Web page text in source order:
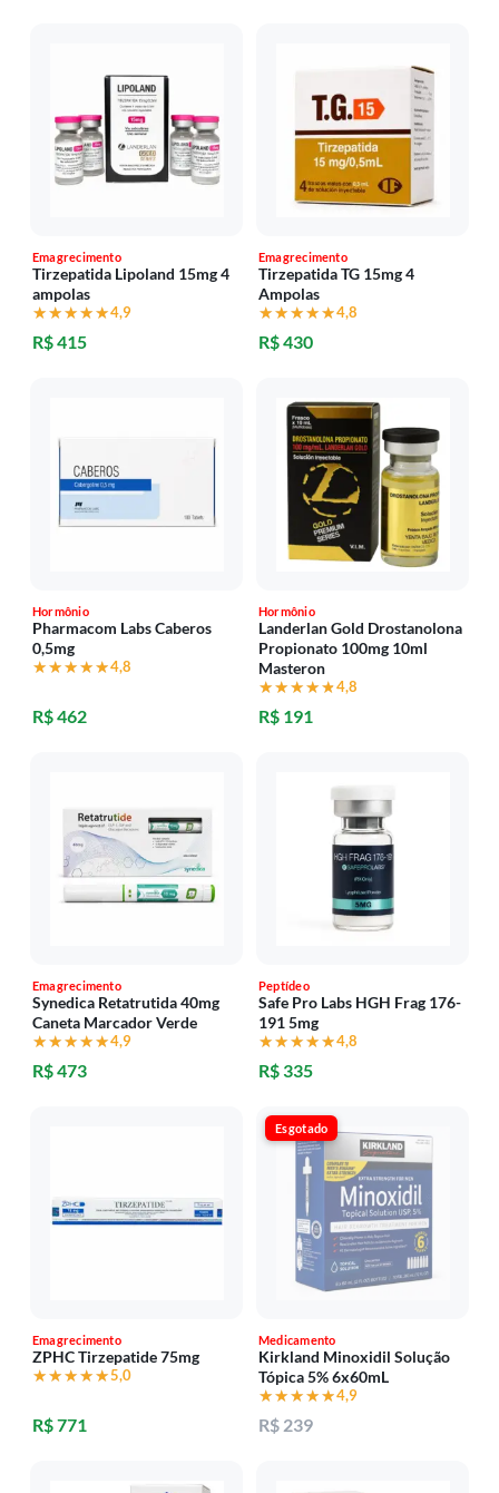
Emagrecimento
Tirzepatida Lipoland 15mg 4
ampolas
★★★★★
★★★★★4,9
R$ 415
Emagrecimento
Tirzepatida TG 15mg 4
Ampolas
★★★★★
★★★★★4,8
R$ 430
Hormônio
Pharmacom Labs Caberos
0,5mg
★★★★★
★★★★★4,8
R$ 462
Hormônio
Landerlan Gold Drostanolona
Propionato 100mg 10ml
Masteron
★★★★★
★★★★★4,8
R$ 191
Emagrecimento
Synedica Retatrutida 40mg
Caneta Marcador Verde
★★★★★
★★★★★4,9
R$ 473
Peptídeo
Safe Pro Labs HGH Frag 176-
191 5mg
★★★★★
★★★★★4,8
R$ 335
Emagrecimento
ZPHC Tirzepatide 75mg
★★★★★
★★★★★5,0
R$ 771
Esgotado
Medicamento
Kirkland Minoxidil Solução
Tópica 5% 6x60mL
★★★★★
★★★★★4,9
R$ 239